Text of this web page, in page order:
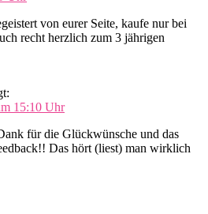
von eurer Seite, kaufe nur bei
recht herzlich zum 3 jährigen
15:10 Uhr
für die Glückwünsche und das
Das hört (liest) man wirklich